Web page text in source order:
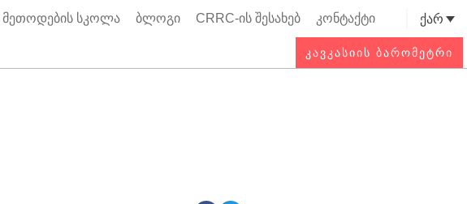
მეთოდების სკოლა ბლოგი CRRC-ის შესახებ კონტაქტი ქარ
ᲙᲐᲕᲙᲐᲡᲘᲘᲡ ᲑᲐᲠᲝᲛᲔᲢᲠᲘ